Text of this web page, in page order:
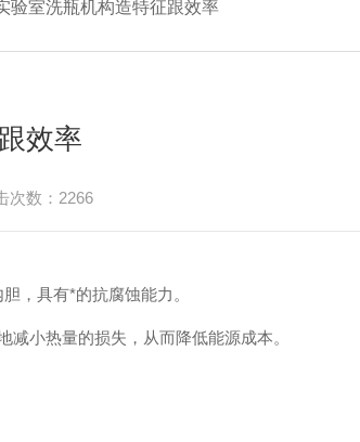
验室洗瓶机构造特征跟效率
效率
次数：2266
，具有*的抗腐蚀能力。
小热量的损失，从而降低能源成本。